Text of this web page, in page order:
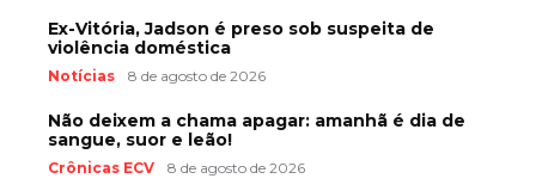
Ex-Vitória, Jadson é preso sob suspeita de
violência doméstica
Notícias 8 de agosto de 2026
Não deixem a chama apagar: amanhã é dia de
sangue, suor e leão!
Crônicas ECV 8 de agosto de 2026